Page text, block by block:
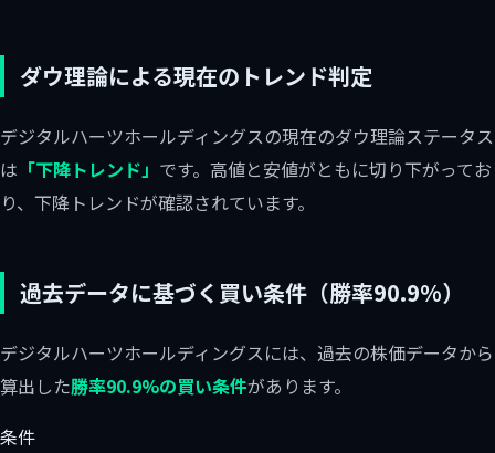
ダウ理論による現在のトレンド判定
デジタルハーツホールディングスの現在のダウ理論ステータス
は 「下降トレンド」 です。高値と安値がともに切り下がってお
り、下降トレンドが確認されています。
過去データに基づく買い条件（勝率90.9%）
デジタルハーツホールディングスには、過去の株価データから
算出した勝率90.9%の買い条件があります。
条件